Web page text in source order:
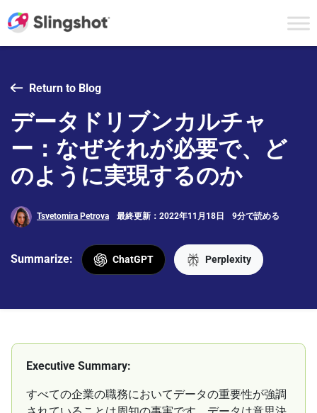
Return to Blog
データドリブンカルチャ
ー：なぜそれが必要で、ど
のように実現するのか
Tsvetomira Petrova 最終更新：2022年11月18日 9分で読める
Summarize: ChatGPT Perplexity
Executive Summary:
すべての企業の職務においてデータの重要性が強調